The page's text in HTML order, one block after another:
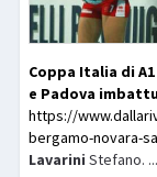
Coppa Italia di
e Padova
https://
bergamo-novara-
Lavarini Stefano.